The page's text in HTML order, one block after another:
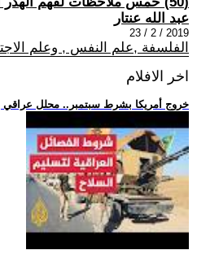
عبد الله عنتار
2019 / 2 / 23
الفلسفة ,علم النفس , وعلم
اخر الافلام
.. خروج أمريكا بشرط سبتمبر.. محلل